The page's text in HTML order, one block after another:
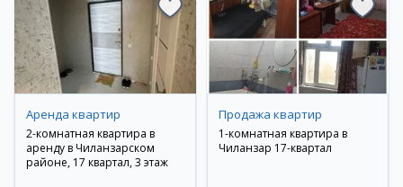
Аренда квартир
2-комнатная квартира в
аренду в Чиланзарском
районе, 17 квартал, 3 этаж
Продажа квартир
1-комнатная квартира в
Чиланзар 17-квартал